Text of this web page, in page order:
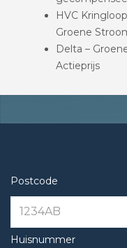
HVC
Groene
Delta –
Actieprijs
Postcode
Huisnummer